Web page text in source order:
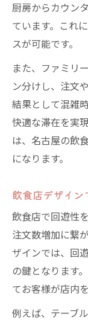
厨房からカウン
ています。これ
スが可能です。
また、ファミリ
ン分けし、注文
結果として混雑
快適な滞在を実
は、名古屋の飲
になります。
飲食店デザイン
飲食店で回遊性
注文数増加に繋
ザインでは、回
の鍵となります
てお客様が店内
例えば、テーブ